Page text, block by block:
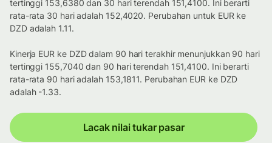
tertinggi 153,6380 dan 30 hari terendah 151,4100. Ini berarti
rata-rata 30 hari adalah 152,4020. Perubahan untuk EUR ke
DZD adalah 1.11.
Kinerja EUR ke DZD dalam 90 hari terakhir menunjukkan 90 hari
tertinggi 155,7040 dan 90 hari terendah 151,4100. Ini berarti
rata-rata 90 hari adalah 153,1811. Perubahan EUR ke DZD
adalah -1.33.
Lacak nilai tukar pasar